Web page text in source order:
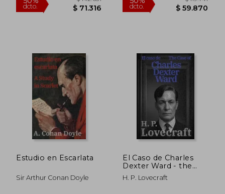
50%
dcto.
$ 123.277
$ 61.639
50%
dcto.
Estudio en Escarlata
Sir Arthur Conan Doyle
El Caso de Charles
Dexter Ward - the
Case of Charles
Dexter Ward: Texto
H. P. Lovecraft